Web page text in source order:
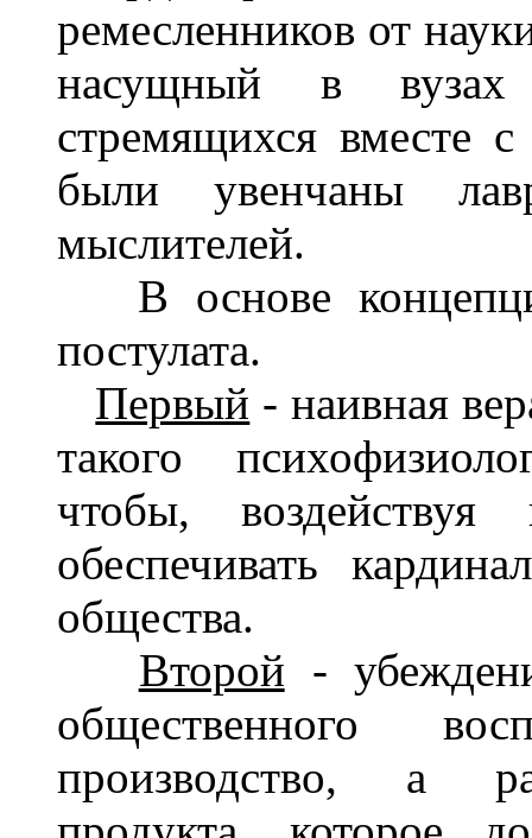
ремесленников от
насущный в вузах
стремящихся вместе
были увенчаны
мыслителей.
В основе
постулата.
Первый - наивная
такого
чтобы,
обеспечивать
общества.
Второй -
общественного
производство, а